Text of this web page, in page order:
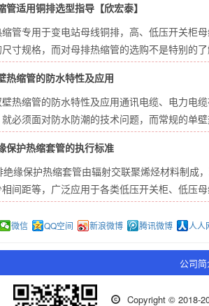
管适用铜排选型指导【欣宏泰】
管专用于变电站母线铜排，高、低压开关柜
寸规格，而对母排热缩管的选购不是特别的
热缩管的防水特性及应用
热缩管的防水特性及应用通讯电缆、电力电
必须面对防水防潮的技术问题，而常规的单
保护热缩套管的执行标准
缘保护热缩套管由辐射交联聚烯烃材料制成
间距等，广泛应用于各类低压开关柜、低压
微信 QQ空间 新浪微博 腾讯微博 人人
公司
Copyright © 2018-